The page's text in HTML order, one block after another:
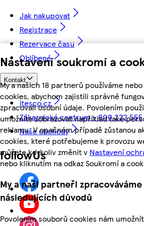
Nastavení soukromí a
My a našich 18 partnerů používáme
cookies, abychom zajistili správné
zpracovali osobní údaje. Povolením
umožníte zobrazovat například také
reklamu. V opačném případě zůstanou
cookies, které potřebujeme k provozu
můžete kdykoliv změnit v Nastavení
nebo kliknutím na odkaz Soukromí a
My a naši partneři
následujících důvodů
Povolením souborů cookies nám
Jak nakupovat
Registrace
Rezervace času
Oblíbené
Kontakt
itesco.cz
Zákaznické centrum - 800 222 555
Naše obchody
followUs